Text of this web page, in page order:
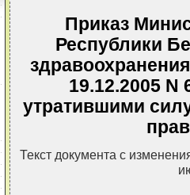
Приказ
Республики
19.12.2005 N
утратившими
Текст документа с